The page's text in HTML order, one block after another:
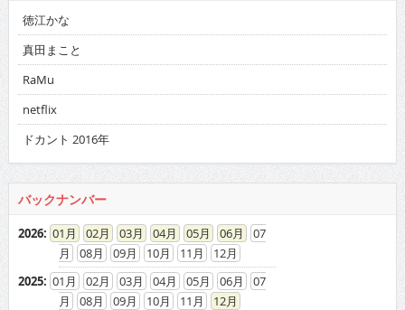
徳江かな
真田まこと
RaMu
netflix
ドカント 2016年
バックナンバー
2026: 01 02 03 04 05 06
07
08
09 10 11
12
2025: 01 02 03 04 05 06
07
08
09 10 11
12